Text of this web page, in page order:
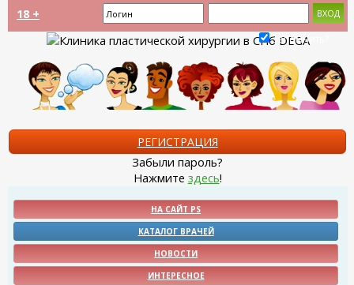
18 +
Запомнить?
РЕГИСТРАЦИЯ
Забыли пароль?
Нажмите здесь!
НА САЙТ PS
КАТАЛОГ ВРАЧЕЙ
НОВОСТИ
ИНТЕРЕСНОЕ